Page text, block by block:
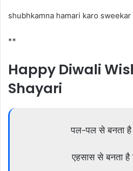
shubhkamna hamari karo sweekar
**
Happy Diwali
Shayari
पल-पल से बनता है
एहसास से बनता है